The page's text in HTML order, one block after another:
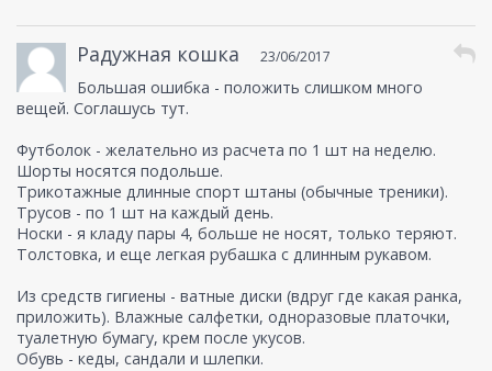
Радужная кошка 23/06/2017
Большая ошибка - положить слишком много
вещей. Соглашусь тут.
Футболок - желательно из расчета по 1 шт на неделю.
Шорты носятся подольше.
Трикотажные длинные спорт штаны (обычные треники).
Трусов - по 1 шт на каждый день.
Носки - я кладу пары 4, больше не носят, только теряют.
Толстовка, и еще легкая рубашка с длинным рукавом.
Из средств гигиены - ватные диски (вдруг где какая ранка,
приложить). Влажные салфетки, одноразовые платочки,
туалетную бумагу, крем после укусов.
Обувь - кеды, сандали и шлепки.